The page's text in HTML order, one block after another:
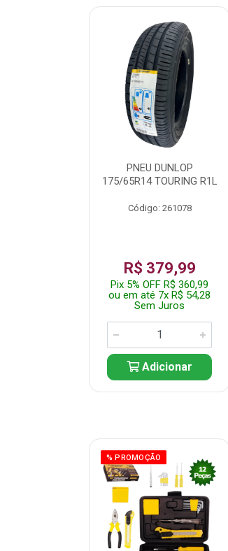
PNEU DUNLOP
175/65R14 TOURING R1L
Código: 261078
R$ 379,99
Pix 5% OFF R$ 360,99
ou em até 7x R$ 54,28
Sem Juros
Adicionar
% PROMOÇÃO